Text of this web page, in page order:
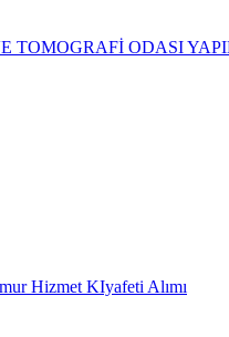
TOMOGRAFİ ODASI
Hizmet KIyafeti Alımı